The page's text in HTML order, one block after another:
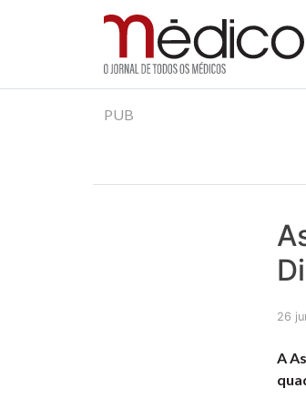
Jornal Médico
Médico – O Jornal de Todos os
PUB
26
A